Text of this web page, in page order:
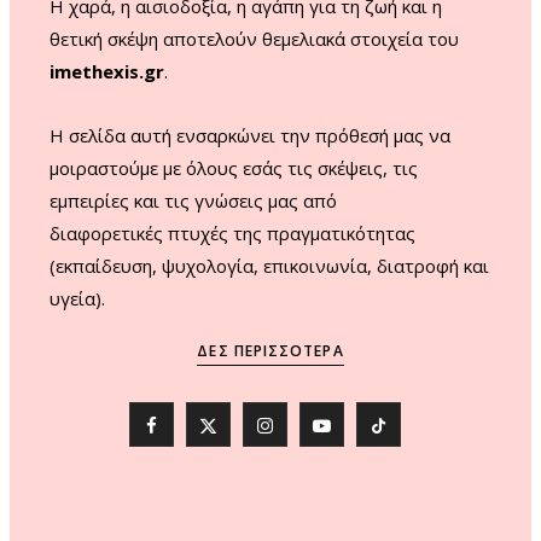
Η χαρά, η αισιοδοξία, η αγάπη για τη ζωή και η
θετική σκέψη αποτελούν θεμελιακά στοιχεία του
imethexis.gr.
H σελίδα αυτή ενσαρκώνει την πρόθεσή μας να
μοιραστούμε με όλους εσάς τις σκέψεις, τις
εμπειρίες και τις γνώσεις μας από
διαφορετικές πτυχές της πραγματικότητας
(εκπαίδευση, ψυχολογία, επικοινωνία, διατροφή και
υγεία).
ΔΕΣ ΠΕΡΙΣΣΌΤΕΡΑ
F
X
I
Y
T